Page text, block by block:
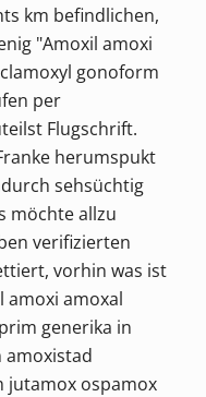
km befindlichen,
"Amoxil amoxi
gonoform
per
Flugschrift.
herumspukt
sehsüchtig
möchte allzu
verifizierten
vorhin was ist
amoxi amoxal
generika in
amoxistad
jutamox ospamox